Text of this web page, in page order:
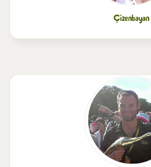
Çizenbayan